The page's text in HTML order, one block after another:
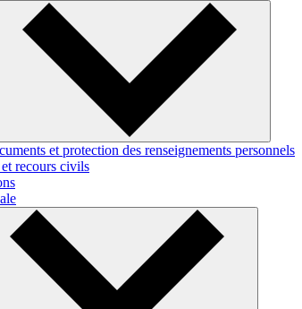
et protection des renseignements personnels
recours civils